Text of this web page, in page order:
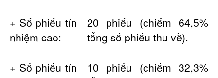
+ Số phiếu tín
nhiệm cao:
20 phiếu (chiếm 64,5%
tổng số phiếu thu về).
+ Số phiếu tín
10 phiếu (chiếm 32,3%